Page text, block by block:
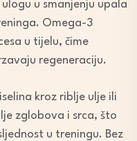
u smanjenju upala
Omega-3
u tijelu, čime
regeneraciju.
kroz riblje ulje ili
zglobova i srca, što
u treningu. Bez